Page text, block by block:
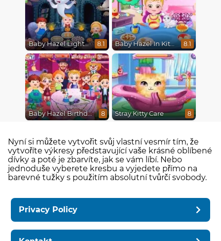
Baby Hazel Lighthouse Adventure 8.1 Baby Hazel In Kitchen 8.1
Baby Hazel Birthday Party 8 Stray Kitty Care 8
Nyní si můžete vytvořit svůj vlastní vesmír tím, že
vytvoříte výkresy představující vaše krásné oblíbené
dívky a poté je zbarvíte, jak se vám líbí. Nebo
jednoduše vyberete kresbu a vyjedete přímo na
barevné tužky s použitím absolutní tvůrčí svobody.
Privacy Policy